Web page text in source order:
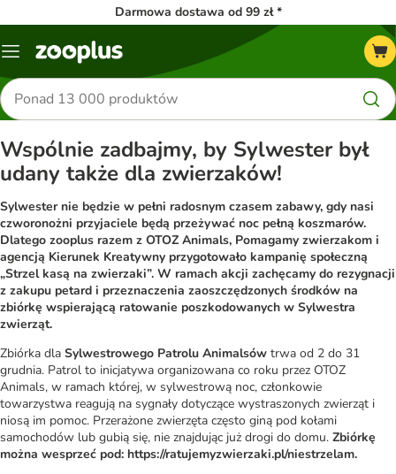
Darmowa dostawa od 99 zł *
Menu
Szukaj
produktów
Wspólnie zadbajmy, by Sylwester był
udany także dla zwierzaków!
Sylwester nie będzie w pełni radosnym czasem zabawy, gdy nasi
czworonożni przyjaciele będą przeżywać noc pełną koszmarów.
Dlatego zooplus razem z OTOZ Animals, Pomagamy zwierzakom i
agencją Kierunek Kreatywny przygotowało kampanię społeczną
„Strzel kasą na zwierzaki”. W ramach akcji zachęcamy do rezygnacji
z zakupu petard i przeznaczenia zaoszczędzonych środków na
zbiórkę wspierającą ratowanie poszkodowanych w Sylwestra
zwierząt.
Zbiórka dla Sylwestrowego Patrolu Animalsów trwa od 2 do 31
grudnia. Patrol to inicjatywa organizowana co roku przez OTOZ
Animals, w ramach której, w sylwestrową noc, członkowie
towarzystwa reagują na sygnały dotyczące wystraszonych zwierząt i
niosą im pomoc. Przerażone zwierzęta często giną pod kołami
samochodów lub gubią się, nie znajdując już drogi do domu. Zbiórkę
można wesprzeć pod: https://ratujemyzwierzaki.pl/niestrzelam.